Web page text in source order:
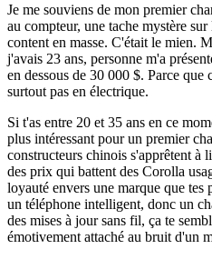
Je me souviens de mon premier
au compteur, une tache mystère
content en masse. C'était le mien.
j'avais 23 ans, personne m'a
en dessous de 30 000 $. Parce
surtout pas en électrique.
Si t'as entre 20 et 35 ans en ce
plus intéressant pour un premier
constructeurs chinois s'apprêtent à
des prix qui battent des Corolla
loyauté envers une marque que tes
un téléphone intelligent, donc un
des mises à jour sans fil, ça te
émotivement attaché au bruit d'un